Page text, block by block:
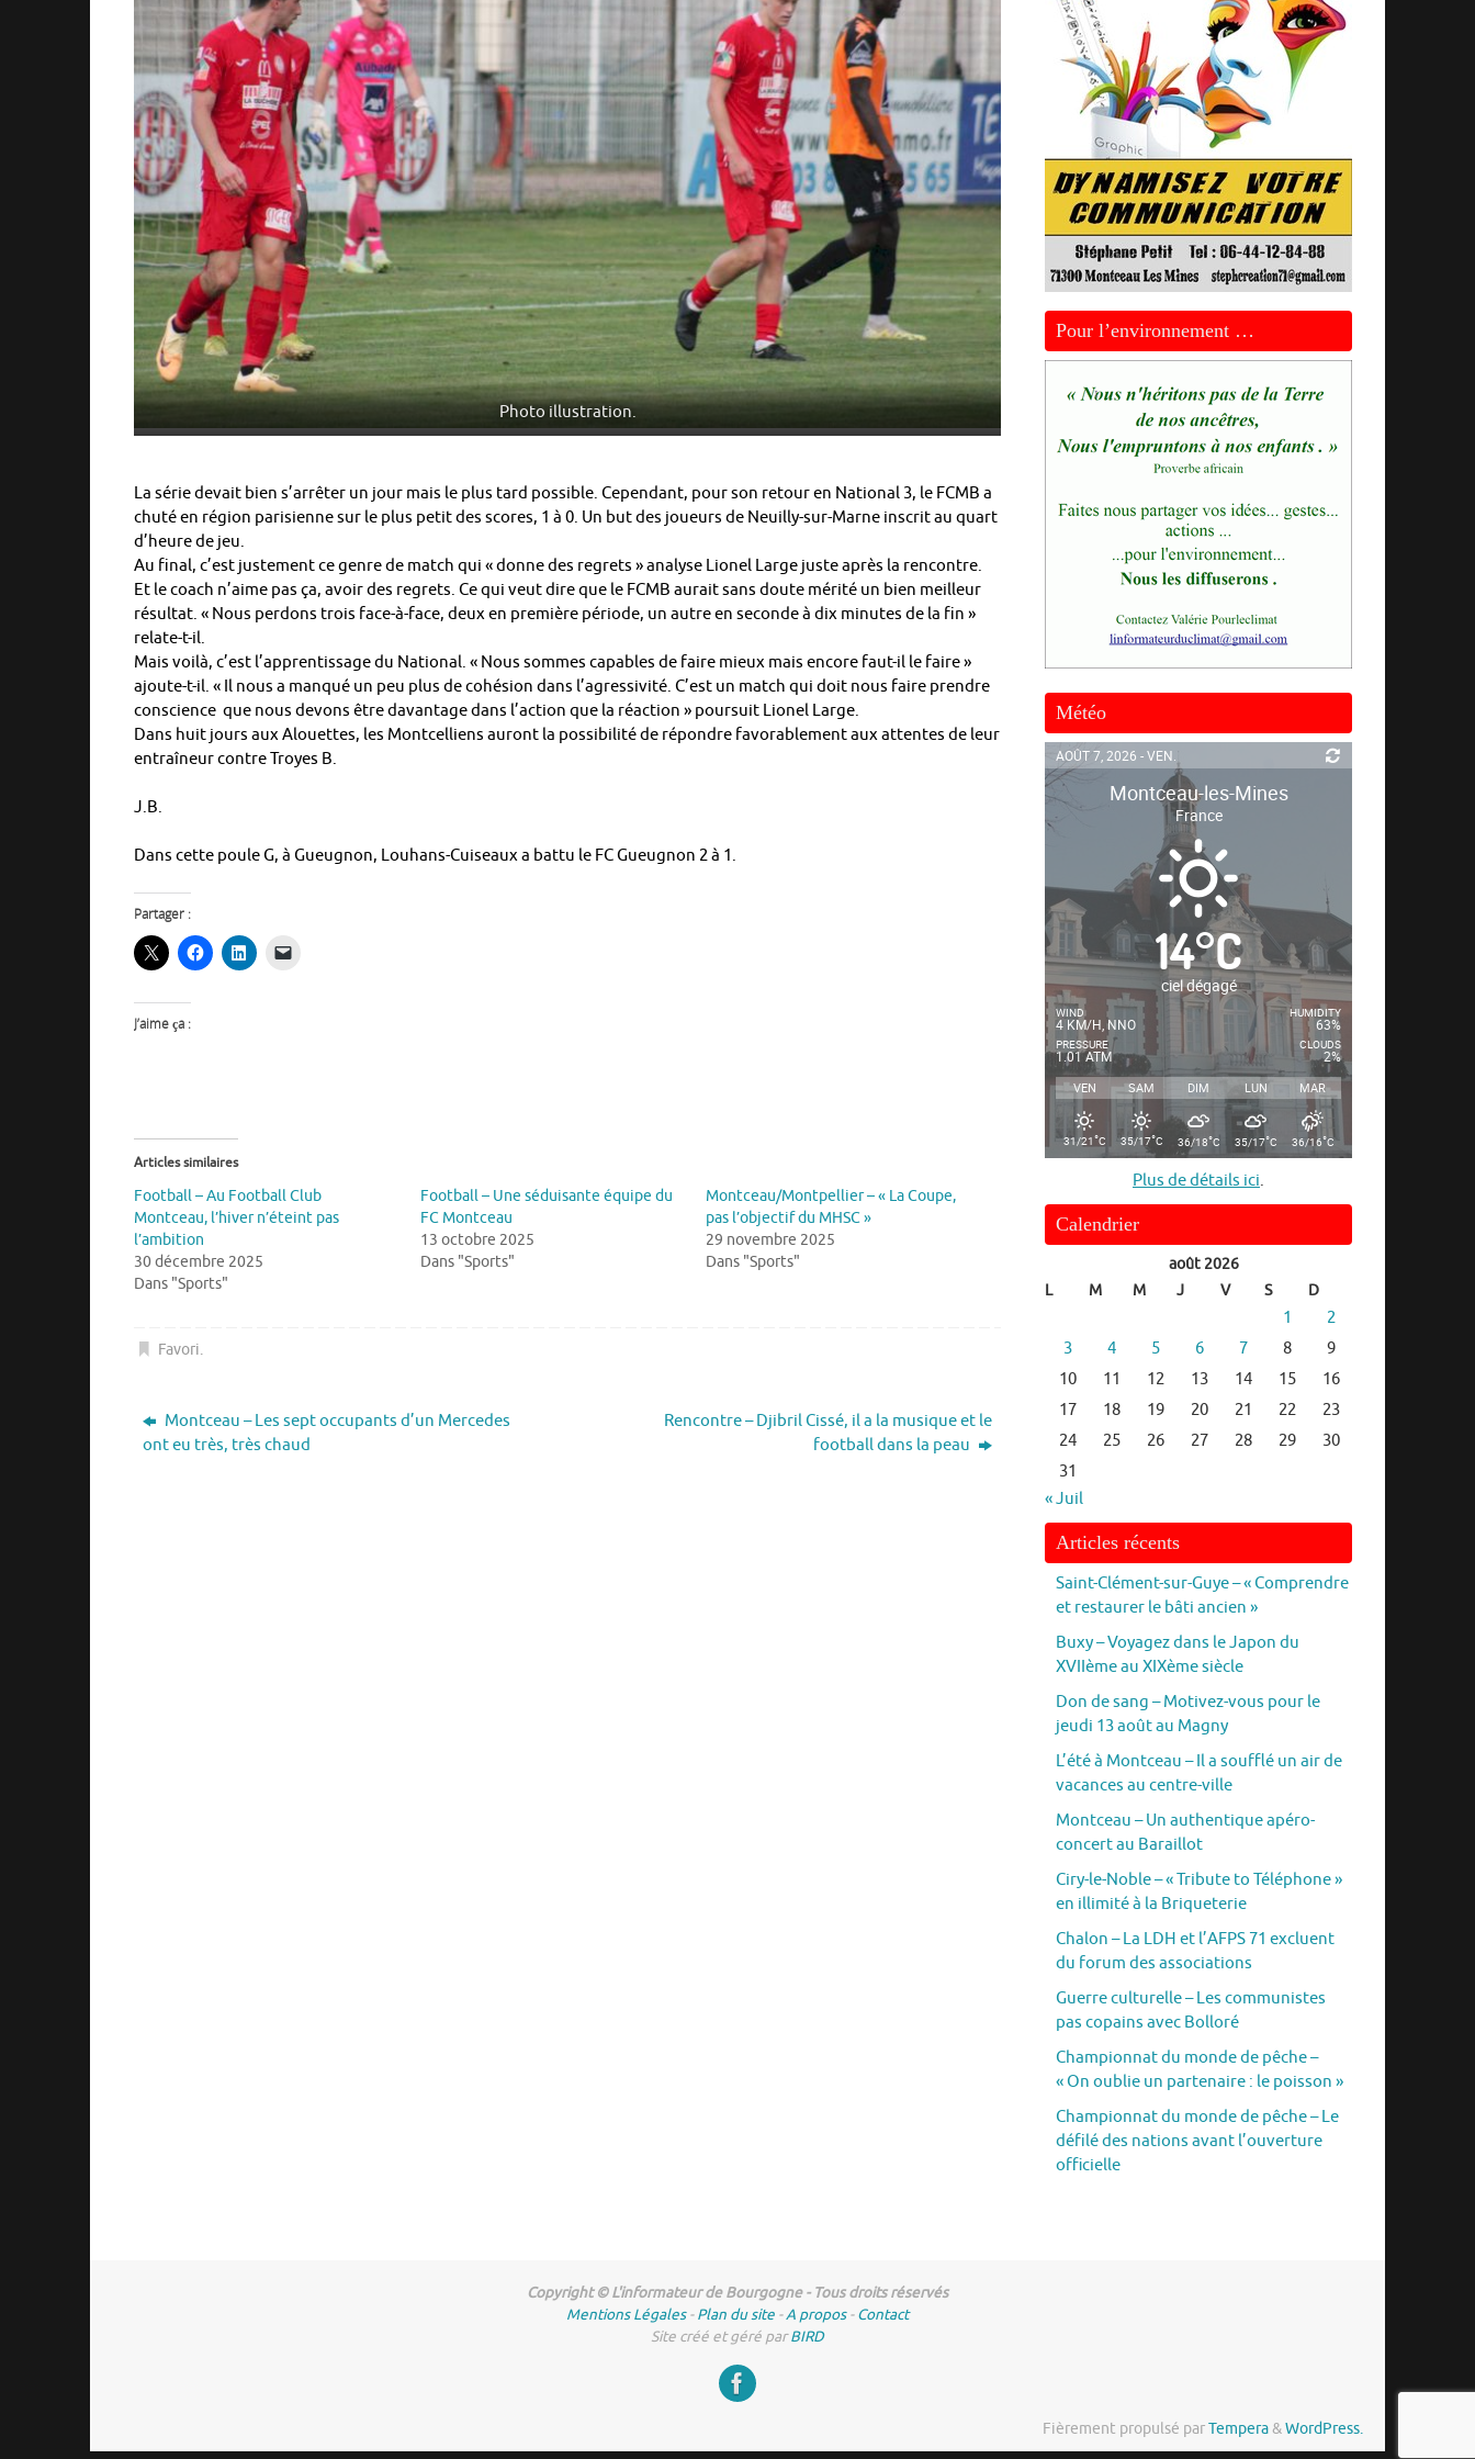
Photo illustration.
La série devait bien s’arrêter un jour mais le plus tard possible. Cependant, pour son retour en National 3, le FCMB a
chuté en région parisienne sur le plus petit des scores, 1 à 0. Un but des joueurs de Neuilly-sur-Marne inscrit au quart
d’heure de jeu.
Au final, c’est justement ce genre de match qui « donne des regrets » analyse Lionel Large juste après la rencontre.
Et le coach n’aime pas ça, avoir des regrets. Ce qui veut dire que le FCMB aurait sans doute mérité un bien meilleur
résultat. « Nous perdons trois face-à-face, deux en première période, un autre en seconde à dix minutes de la fin »
relate-t-il.
Mais voilà, c’est l’apprentissage du National. « Nous sommes capables de faire mieux mais encore faut-il le faire »
ajoute-t-il. « Il nous a manqué un peu plus de cohésion dans l’agressivité. C’est un match qui doit nous faire prendre
conscience que nous devons être davantage dans l’action que la réaction » poursuit Lionel Large.
Dans huit jours aux Alouettes, les Montcelliens auront la possibilité de répondre favorablement aux attentes de leur
entraîneur contre Troyes B.
J.B.
Dans cette poule G, à Gueugnon, Louhans-Cuiseaux a battu le FC Gueugnon 2 à 1.
Partager :
J’aime ça :
Articles similaires
Football – Au Football Club
Montceau, l’hiver n’éteint pas
l’ambition
30 décembre 2025
Dans "Sports"
Football – Une séduisante équipe du
FC Montceau
13 octobre 2025
Dans "Sports"
Montceau/Montpellier – « La Coupe,
pas l’objectif du MHSC »
29 novembre 2025
Dans "Sports"
Favori.
Montceau – Les sept occupants d’un Mercedes
ont eu très, très chaud
Rencontre – Djibril Cissé, il a la musique et le
football dans la peau
Pour l’environnement …
Météo
AOÛT 7, 2026 - VEN.
Montceau-les-Mines
France
14°C
ciel dégagé
WIND
4 KM/H, NNO
PRESSURE
1.01 ATM
HUMIDITY
63%
CLOUDS
2%
VEN SAM DIM LUN MAR
31/21°C 35/17°C 36/18°C 35/17°C 36/16°C
Plus de détails ici.
Calendrier
août 2026
L
M M J V S D
1
2
3
4 5 6 7 8
9
10
11 12 13 14 15
16
17
18 19 20 21 22
23
24
25 26 27 28 29
30
31
« Juil
Articles récents
Saint-Clément-sur-Guye – « Comprendre
et restaurer le bâti ancien »
Buxy – Voyagez dans le Japon du
XVIIème au XIXème siècle
Don de sang – Motivez-vous pour le
jeudi 13 août au Magny
L’été à Montceau – Il a soufflé un air de
vacances au centre-ville
Montceau – Un authentique apéro-
concert au Baraillot
Ciry-le-Noble – « Tribute to Téléphone »
en illimité à la Briqueterie
Chalon – La LDH et l’AFPS 71 excluent
du forum des associations
Guerre culturelle – Les communistes
pas copains avec Bolloré
Championnat du monde de pêche –
« On oublie un partenaire : le poisson »
Championnat du monde de pêche – Le
défilé des nations avant l’ouverture
officielle
Copyright © L'informateur de Bourgogne - Tous droits réservés
Mentions Légales-Plan du site -A propos-Contact
Site créé et géré parBIRD
Fièrement propulsé parTempera&WordPress.